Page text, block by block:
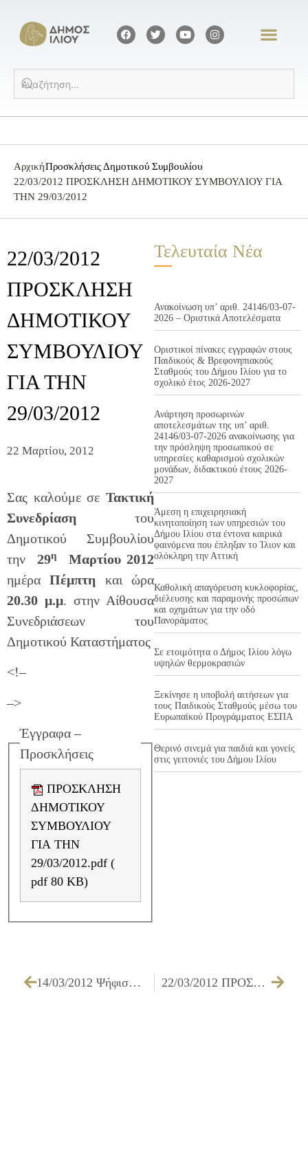
ΑρχικήΠροσκλήσεις Δημοτικού Συμβουλίου
22/03/2012 ΠΡΟΣΚΛΗΣΗ ΔΗΜΟΤΙΚΟΥ ΣΥΜΒΟΥΛΙΟΥ ΓΙΑ
ΤΗΝ 29/03/2012
22/03/2012
ΠΡΟΣΚΛΗΣΗ
ΔΗΜΟΤΙΚΟΥ
ΣΥΜΒΟΥΛΙΟΥ
ΓΙΑ ΤΗΝ
29/03/2012
22 Μαρτίου, 2012
Σας καλούμε σε Τακτική
Συνεδρίαση του
Δημοτικού Συμβουλίου
την 29η
Μαρτίου 2012
ημέραΠέμπτη και ώρα
20.30 μ.μ. στην Αίθουσα
Συνεδριάσεων του
Δημοτικού Καταστήματος
<!–
–>
Έγγραφα –
Προσκλήσεις
ΔΗΜΟΤΙΚΟΥ
ΣΥΜΒΟΥΛΙΟΥ
ΓΙΑ ΤΗΝ
29/03/2012.pdf (
pdf 80 KB)
Τελευταία Νέα
Ανακοίνωση υπ’ αριθ. 24146/03-07-
2026 – Οριστικά Αποτελέσματα
Οριστικοί πίνακες εγγραφών στους
Παιδικούς & Βρεφονηπιακούς
Σταθμούς του Δήμου Ιλίου για το
σχολικό έτος 2026-2027
Ανάρτηση προσωρινών
αποτελεσμάτων της υπ’ αριθ.
24146/03-07-2026 ανακοίνωσης για
την πρόσληψη προσωπικού σε
υπηρεσίες καθαρισμού σχολικών
μονάδων, διδακτικού έτους 2026-
2027
Άμεση η επιχειρησιακή
κινητοποίηση των υπηρεσιών του
Δήμου Ιλίου στα έντονα καιρικά
φαινόμενα που έπληξαν το Ίλιον και
ολόκληρη την Αττική
Καθολική απαγόρευση κυκλοφορίας,
διέλευσης και παραμονής προσώπων
και οχημάτων για την οδό
Πανοράματος
Σε ετοιμότητα ο Δήμος Ιλίου λόγω
υψηλών θερμοκρασιών
Ξεκίνησε η υποβολή αιτήσεων για
τους Παιδικούς Σταθμούς μέσω του
Ευρωπαϊκού Προγράμματος ΕΣΠΑ
Θερινό σινεμά για παιδιά και γονείς
στις γειτονιές του Δήμου Ιλίου
14/03/2012 Ψήφισμα σχετικά με το νέο μνημόνιο 22/03/2012 ΠΡΟΣΚΛΗΣΗ ΟΙΚΟΝΟΜΙΚΗΣ ΕΠΙΤΡΟΠΗΣ ΓΙΑ ΤΗΝ 29/03/2012